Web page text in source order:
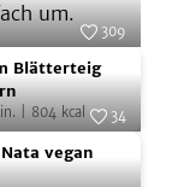
um.
Foto: SevenCooks
309
Blätterteig
804 kcal 34
vegan